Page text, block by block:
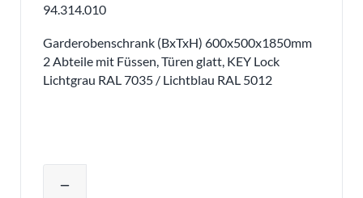
94.314.010
Garderobenschrank (BxTxH) 600x500x1850mm
2 Abteile mit Füssen, Türen glatt, KEY Lock
Lichtgrau RAL 7035 / Lichtblau RAL 5012
remove